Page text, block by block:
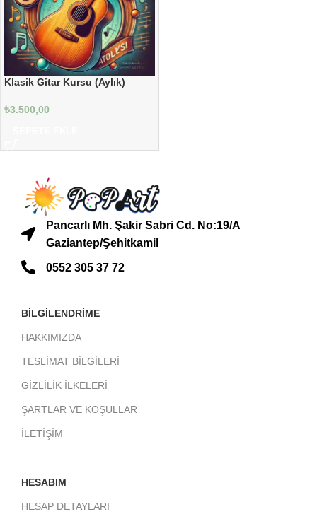
Klasik Gitar Kursu (Aylık)
₺3.500,00
Pancarlı Mh. Şakir Sabri Cd. No:19/A
Gaziantep/Şehitkamil
0552 305 37 72
BİLGİLENDRİME
HAKKIMIZDA
TESLİMAT BİLGİLERİ
GİZLİLİK İLKELERİ
ŞARTLAR VE KOŞULLAR
İLETİŞİM
HESABIM
HESAP DETAYLARI